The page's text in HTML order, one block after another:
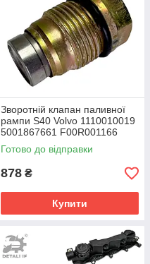
Зворотній клапан паливної
рампи S40 Volvo 1110010019
5001867661 F00R001166
Готово до відправки
878 ₴
Купити